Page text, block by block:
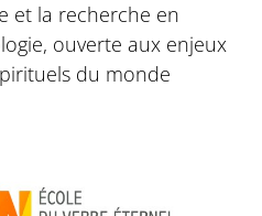
et la recherche en
ouverte aux enjeux
du monde